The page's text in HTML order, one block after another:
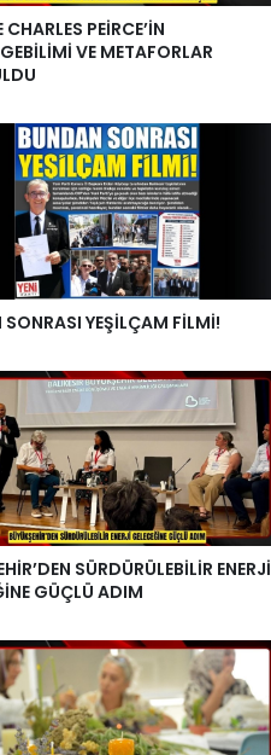
CHARLES PEİRCE’İN
VE METAFORLAR
SONRASI YEŞİLÇAM FİLMİ!
SÜRDÜRÜLEBİLİR ENERJİ
GÜÇLÜ ADIM